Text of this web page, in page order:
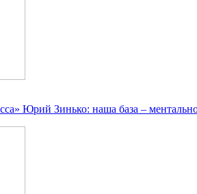
Юрий Зинько: наша база –